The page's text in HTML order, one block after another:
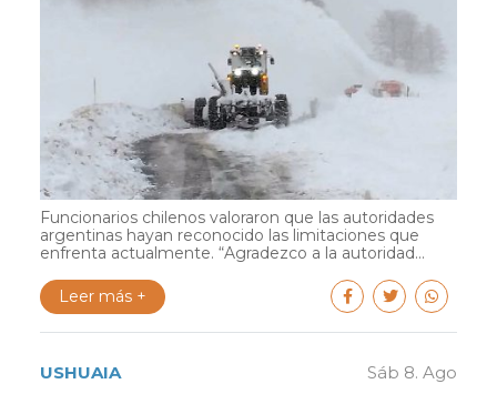
Funcionarios chilenos valoraron que las autoridades
argentinas hayan reconocido las limitaciones que
enfrenta actualmente. “Agradezco a la autoridad...
Leer más +
USHUAIA Sáb 8. Ago